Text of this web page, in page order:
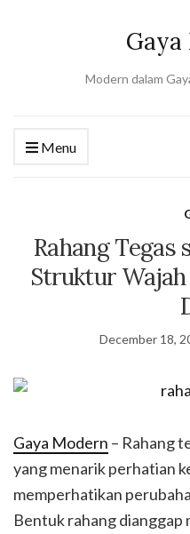
Modern dalam
Menu
Rahang Tegas
Struktur
December 18,
Gaya Modern – Rahang
yang menarik perhatian
memperhatikan
Bentuk rahang dianggap